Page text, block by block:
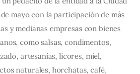
de mayo con la participación de más
y medianas empresas con bienes
como salsas, condimentos,
artesanías, licores, miel,
naturales, horchatas, café,